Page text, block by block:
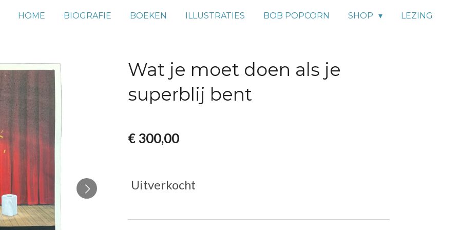
HOME BIOGRAFIE BOEKEN ILLUSTRATIES BOB POPCORN SHOP LEZING
Wat je moet doen als je
superblij bent
€ 300,00
Uitverkocht